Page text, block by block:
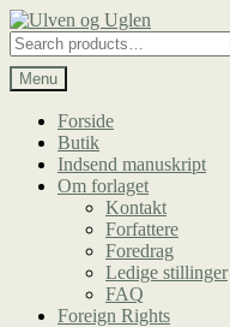
Spring
til
navigation
Spring
til
indhold
Search
for:
Menu
Forside
Butik
Indsend manuskript
Om forlaget
Kontakt
Forfattere
Foredrag
Ledige stillinger
FAQ
Foreign Rights